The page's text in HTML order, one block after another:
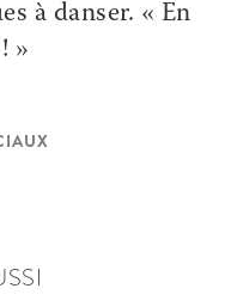
à danser. « En
»